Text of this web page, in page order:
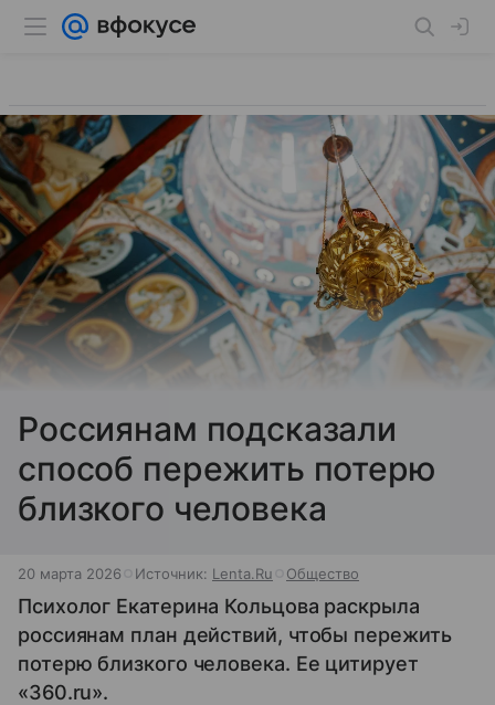
Россиянам подсказали
способ пережить потерю
близкого человека
20 марта 2026 Источник: Lenta.Ru Общество
Психолог Екатерина Кольцова раскрыла
россиянам план действий, чтобы пережить
потерю близкого человека. Ее цитирует
«360.ru».